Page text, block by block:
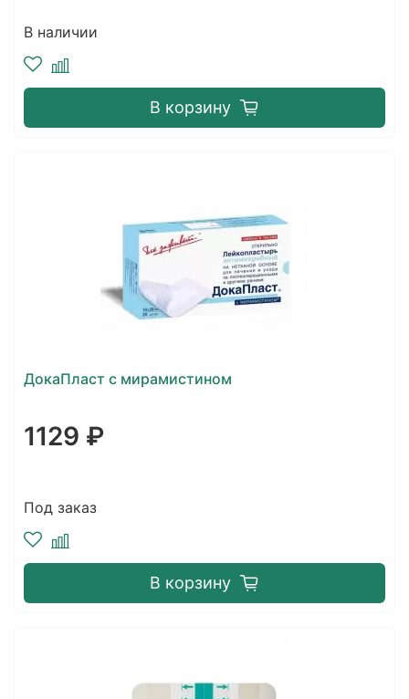
В наличии
В корзину
ДокаПласт с мирамистином
1129 ₽
Под заказ
В корзину